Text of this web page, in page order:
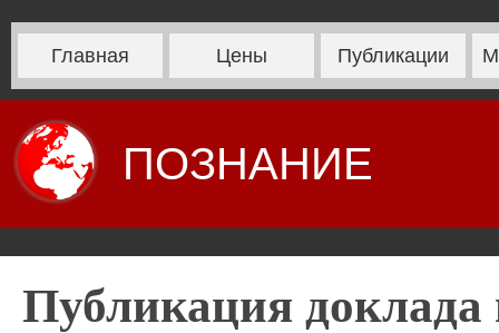
Главная Цены Публикации
ПОЗНАНИЕ
Публикация доклада